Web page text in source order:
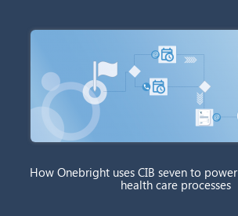
How Onebright uses CIB seven to
health care processes